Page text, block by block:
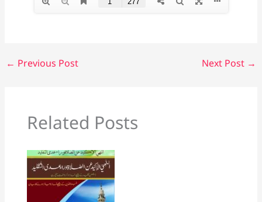
← Previous Post Next Post →
Related Posts